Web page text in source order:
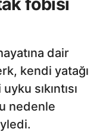
dair
kendi yatağı
sıkıntısı
nedenle